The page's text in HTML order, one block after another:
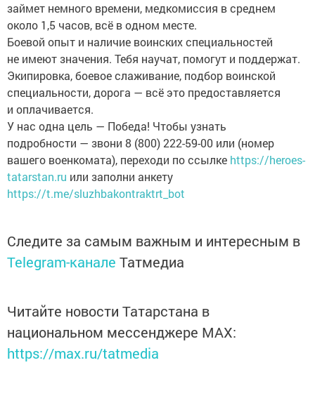
займет немного времени, медкомиссия в среднем
около 1,5 часов, всё в одном месте.
Боевой опыт и наличие воинских специальностей
не имеют значения. Тебя научат, помогут и поддержат.
Экипировка, боевое слаживание, подбор воинской
специальности, дорога — всё это предоставляется
и оплачивается.
У нас одна цель — Победа! Чтобы узнать
подробности — звони 8 (800) 222-59-00 или (номер
вашего военкомата), переходи по ссылке https://heroes-
tatarstan.ru или заполни анкету
https://t.me/sluzhbakontraktrt_bot
Следите за самым важным и интересным в
Telegram-канале Татмедиа
Читайте новости Татарстана в
национальном мессенджере MАХ:
https://max.ru/tatmedia